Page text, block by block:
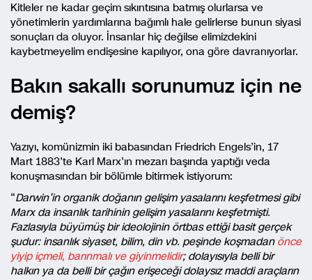
Kitleler ne kadar geçim sıkıntısına batmış olurlarsa ve
yönetimlerin yardımlarına bağımlı hale gelirlerse bunun siyasi
sonuçları da oluyor. İnsanlar hiç değilse elimizdekini
kaybetmeyelim endişesine kapılıyor, ona göre davranıyorlar.
Bakın sakallı sorunumuz için ne
demiş?
Yazıyı, komünizmin iki babasından Friedrich Engels’in, 17
Mart 1883’te Karl Marx’ın mezarı başında yaptığı veda
konuşmasından bir bölümle bitirmek istiyorum:
“Darwin’in organik doğanın gelişim yasalarını keşfetmesi gibi
Marx da insanlık tarihinin gelişim yasalarını keşfetmişti.
Fazlasıyla büyümüş bir ideolojinin örtbas ettiği basit gerçek
şudur: insanlık siyaset, bilim, din vb. peşinde koşmadan önce
yiyip içmeli, barınmalı ve giyinmelidir; dolayısıyla belli bir
halkın ya da belli bir çağın erişeceği dolaysız maddi araçların